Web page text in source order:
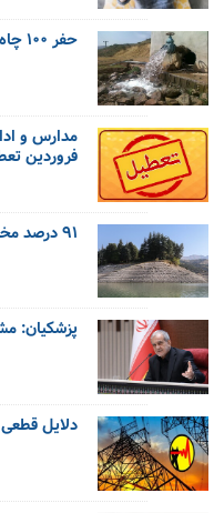
حفر ۱۰۰ چاه بدون اطلاع شهرداری تهران
فروردین
۹۱ درصد مخزن سد لتیان خالی است
پزشکیان:
دلایل